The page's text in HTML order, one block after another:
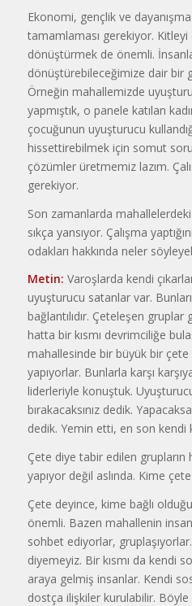
Ekonomi, gençlik ve dayanışma
tamamlaması gerekiyor.
dönüştürmek de önemli.
dönüştürebileceğimize dair bir
Örneğin mahallemizde
yapmıştık, o panele katılan
çocuğunun uyuşturucu
hissettirebilmek için somut
çözümler üretmemiz lazım.
gerekiyor.
Son zamanlarda
sıkça yansıyor. Çalışma
odakları hakkında neler
Metin: Varoşlarda kendi
uyuşturucu satanlar var.
bağlantılıdır. Çeteleşen
hatta bir kısmı devrimciliğe
mahallesinde bir büyük bir
yapıyorlar. Bunlarla karşı
liderleriyle konuştuk.
bırakacaksınız dedik.
dedik. Yemin etti, en son kendi
Çete diye tabir edilen
yapıyor değil aslında. Kime
Çete deyince, kime bağlı
önemli. Bazen mahallenin
sohbet ediyorlar,
diyemeyiz. Bir kısmı da kendi
araya gelmiş insanlar. Kendi
dostça ilişkiler kurulabilir.